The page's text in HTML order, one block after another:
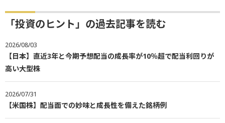
「投資のヒント」の過去記事を読む
2026/08/03
【日本】直近3年と今期予想配当の成長率が10％超で配当利回りが
高い大型株
2026/07/31
【米国株】配当面での妙味と成長性を備えた銘柄例